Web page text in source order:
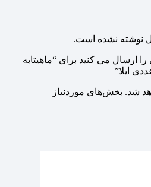
نوشته نشده است.
ارسال می کنید برای “ماهیتابه
ایلا”
شد. بخش‌های موردنیاز